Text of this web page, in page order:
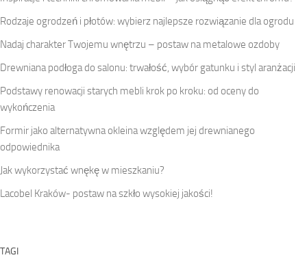
Rodzaje ogrodzeń i płotów: wybierz najlepsze rozwiązanie dla ogrodu
Nadaj charakter Twojemu wnętrzu – postaw na metalowe ozdoby
Drewniana podłoga do salonu: trwałość, wybór gatunku i styl aranżacji
Podstawy renowacji starych mebli krok po kroku: od oceny do
wykończenia
Formir jako alternatywna okleina względem jej drewnianego
odpowiednika
Jak wykorzystać wnękę w mieszkaniu?
Lacobel Kraków- postaw na szkło wysokiej jakości!
TAGI